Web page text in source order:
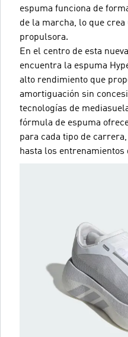
espuma funciona de
de la marcha, lo que crea
propulsora.
En el centro de esta
encuentra la espuma
alto rendimiento que
amortiguación sin
tecnologías de
fórmula de espuma
para cada tipo de
hasta los